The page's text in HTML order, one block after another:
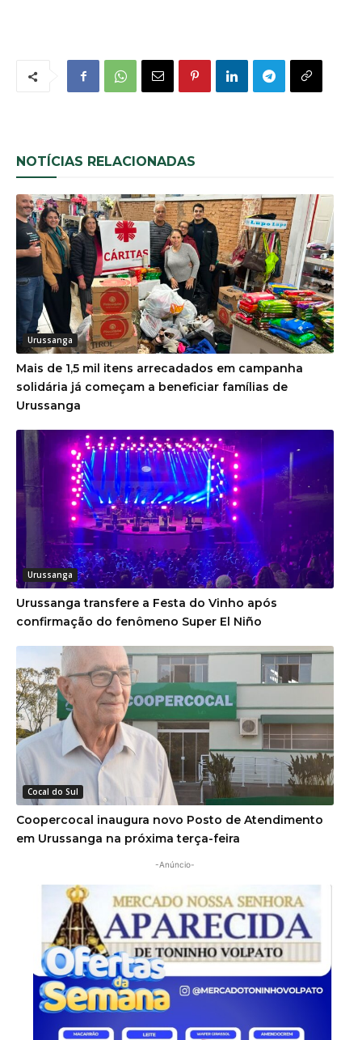
NOTÍCIAS RELACIONADAS
Urussanga
Mais de 1,5 mil itens arrecadados em campanha
solidária já começam a beneficiar famílias de
Urussanga
Urussanga
Urussanga transfere a Festa do Vinho após
confirmação do fenômeno Super El Niño
Cocal do Sul
Coopercocal inaugura novo Posto de Atendimento
em Urussanga na próxima terça-feira
-Anúncio-